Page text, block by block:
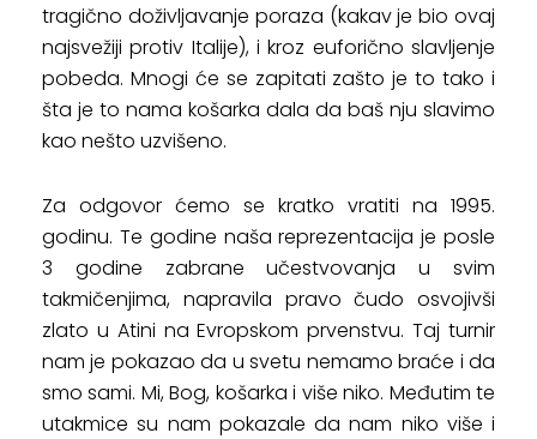
tragično doživljavanje poraza (kakav je bio ovaj
najsvežiji protiv Italije), i kroz euforično slavljenje
pobeda. Mnogi će se zapitati zašto je to tako i
šta je to nama košarka dala da baš nju slavimo
kao nešto uzvišeno.
Za odgovor ćemo se kratko vratiti na 1995.
godinu. Te godine naša reprezentacija je posle
3 godine zabrane učestvovanja u svim
takmičenjima, napravila pravo čudo osvojivši
zlato u Atini na Evropskom prvenstvu. Taj turnir
nam je pokazao da u svetu nemamo braće i da
smo sami. Mi, Bog, košarka i više niko. Međutim te
utakmice su nam pokazale da nam niko više i